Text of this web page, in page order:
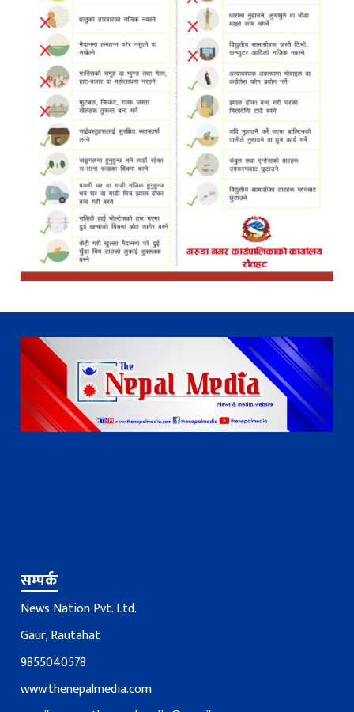
सम्पर्क
News Nation Pvt. Ltd.
Gaur, Rautahat
9855040578
www.thenepalmedia.com